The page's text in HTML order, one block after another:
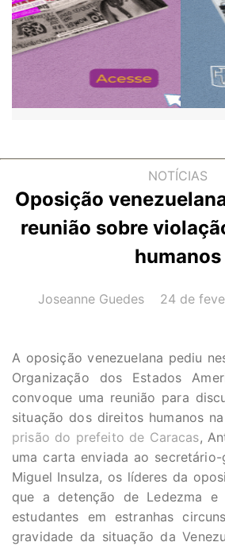
NOTÍCIAS
Oposição
reunião sobre
humanos
AUTOR(A):
Joseanne Guedes DATA:
24 de
A oposição venezuelana pediu
Organização dos Estados
convoque uma reunião para
situação dos direitos humanos
prisão do prefeito de Caracas,
uma carta enviada ao
Miguel Insulza, os líderes da
que a detenção de Ledezma
estudantes em estranhas
gravidade da situação da